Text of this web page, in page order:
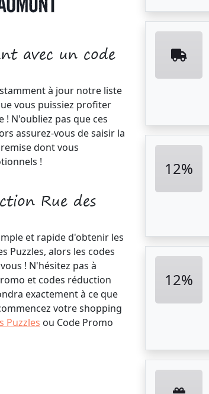
avec un code
à jour notre liste
vous puissiez profiter
N'oubliez pas que ces
assurez-vous de saisir la
dont vous
!
Rue des
et rapide d'obtenir les
Puzzles, alors les codes
! N'hésitez pas à
et codes réduction
exactement à ce que
votre shopping
Puzzles ou Code Promo
12%
12%